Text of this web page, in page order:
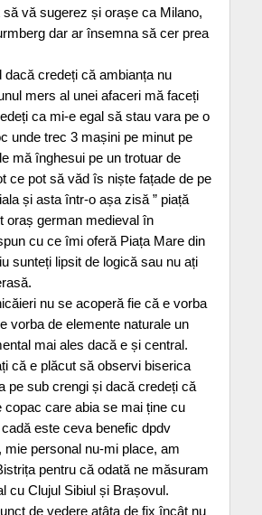
să vă sugerez și orașe ca Milano,
dar ar însemna să cer prea
dacă credeți că ambianța nu
mers al unei afaceri mă faceți
ca mi-e egal să stau vara pe o
unde trec 3 mașini pe minut pe
mă înghesui pe un trotuar de
ce pot să văd îs niște fațade de pe
și asta într-o așa zisă ” piață
oraș german medieval în
cu ce îmi oferă Piața Mare din
sunteți lipsit de logică sau nu ați
nu se acoperă fie că e vorba
vorba de elemente naturale un
mai ales dacă e și central.
că e plăcut să observi biserica
pe sub crengi și dacă credeți că
copac care abia se mai ține cu
este ceva benefic dpdv
personal nu-mi place, am
pentru că odată ne măsuram
cu Clujul Sibiul și Brașovul.
de vedere atâta de fix încât nu